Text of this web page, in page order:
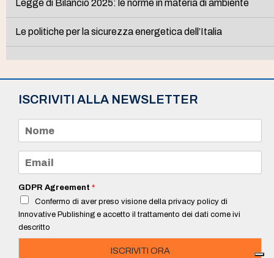
Legge di Bilancio 2025: le norme in materia di ambiente
Le politiche per la sicurezza energetica dell’Italia
ISCRIVITI ALLA NEWSLETTER
m
e
a
i
*
GDPR Agreement *
Confermo di aver preso visione della privacy policy di
Innovative Publishing e accetto il trattamento dei dati come ivi
descritto
ISCRIVITI ORA